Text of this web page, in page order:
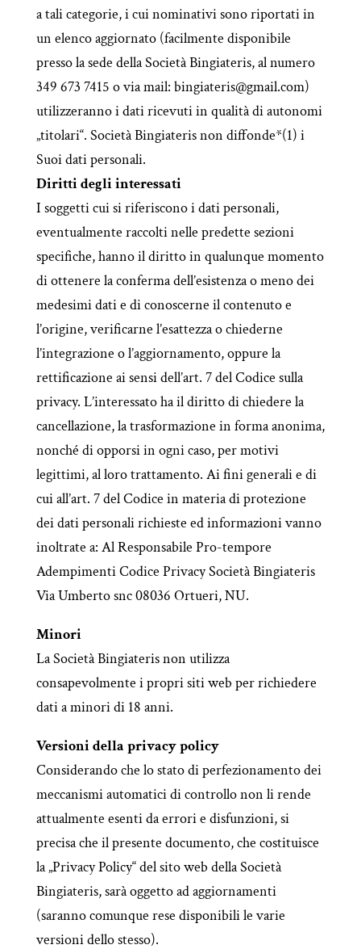
a tali categorie, i cui nominativi sono riportati in
un elenco aggiornato (facilmente disponibile
presso la sede della Società Bingiateris, al numero
349 673 7415 o via mail: bingiateris@gmail.com)
utilizzeranno i dati ricevuti in qualità di autonomi
„titolari“. Società Bingiateris non diffonde*(1) i
Suoi dati personali.
Diritti degli interessati
I soggetti cui si riferiscono i dati personali,
eventualmente raccolti nelle predette sezioni
specifiche, hanno il diritto in qualunque momento
di ottenere la conferma dell’esistenza o meno dei
medesimi dati e di conoscerne il contenuto e
l’origine, verificarne l’esattezza o chiederne
l’integrazione o l’aggiornamento, oppure la
rettificazione ai sensi dell’art. 7 del Codice sulla
privacy. L’interessato ha il diritto di chiedere la
cancellazione, la trasformazione in forma anonima,
nonché di opporsi in ogni caso, per motivi
legittimi, al loro trattamento. Ai fini generali e di
cui all’art. 7 del Codice in materia di protezione
dei dati personali richieste ed informazioni vanno
inoltrate a: Al Responsabile Pro-tempore
Adempimenti Codice Privacy Società Bingiateris
Via Umberto snc 08036 Ortueri, NU.
Minori
La Società Bingiateris non utilizza
consapevolmente i propri siti web per richiedere
dati a minori di 18 anni.
Versioni della privacy policy
Considerando che lo stato di perfezionamento dei
meccanismi automatici di controllo non li rende
attualmente esenti da errori e disfunzioni, si
precisa che il presente documento, che costituisce
la „Privacy Policy“ del sito web della Società
Bingiateris, sarà oggetto ad aggiornamenti
(saranno comunque rese disponibili le varie
versioni dello stesso).